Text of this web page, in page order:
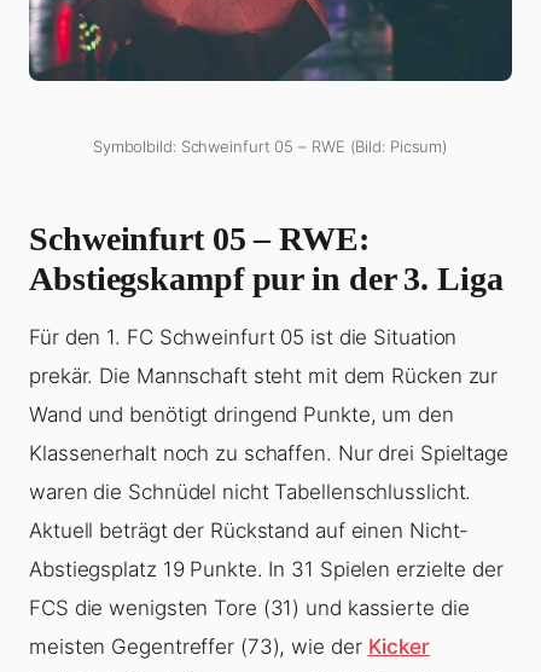
Symbolbild: Schweinfurt 05 – RWE (Bild: Picsum)
Schweinfurt 05 – RWE:
Abstiegskampf pur in der 3. Liga
Für den 1. FC Schweinfurt 05 ist die Situation
prekär. Die Mannschaft steht mit dem Rücken zur
Wand und benötigt dringend Punkte, um den
Klassenerhalt noch zu schaffen. Nur drei Spieltage
waren die Schnüdel nicht Tabellenschlusslicht.
Aktuell beträgt der Rückstand auf einen Nicht-
Abstiegsplatz 19 Punkte. In 31 Spielen erzielte der
FCS die wenigsten Tore (31) und kassierte die
meisten Gegentreffer (73), wie der Kicker